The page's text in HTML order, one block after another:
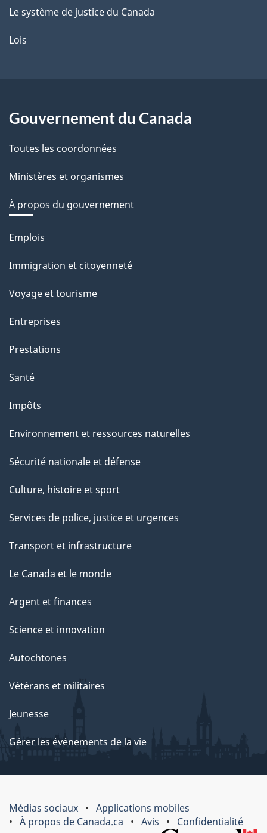
Le système de justice du Canada
Lois
Gouvernement du Canada
Toutes les coordonnées
Ministères et organismes
À propos du gouvernement
Thèmes
sujets
Emplois
Immigration et citoyenneté
Voyage et tourisme
Entreprises
Prestations
Santé
Impôts
Environnement et ressources naturelles
Sécurité nationale et défense
Culture, histoire et sport
Services de police, justice et urgences
Transport et infrastructure
Le Canada et le monde
Argent et finances
Science et innovation
Autochtones
Vétérans et militaires
Jeunesse
Gérer les événements de la vie
Médias sociaux
Applications mobiles
À propos de Canada.ca
Avis Confidentialité